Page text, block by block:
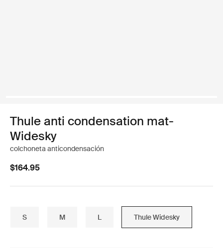
Thule anti condensation mat-
Widesky
colchoneta anticondensación
$164.95
S M L Thule Widesky